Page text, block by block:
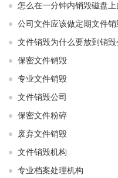
怎么在一分钟内销毁磁盘
公司文件应该做定期文件销
文件销毁为什么要放到销毁
保密文件销毁
专业文件销毁
文件销毁公司
保密文件粉碎
废弃文件销毁
文件销毁机构
专业档案处理机构